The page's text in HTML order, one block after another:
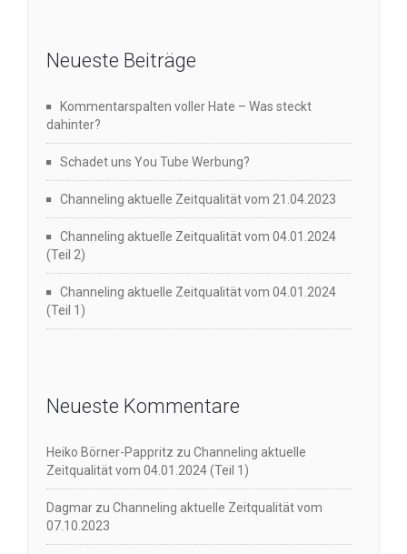
Neueste Beiträge
Kommentarspalten voller Hate – Was steckt
dahinter?
Schadet uns You Tube Werbung?
Channeling aktuelle Zeitqualität vom 21.04.2023
Channeling aktuelle Zeitqualität vom 04.01.2024
(Teil 2)
Channeling aktuelle Zeitqualität vom 04.01.2024
(Teil 1)
Neueste Kommentare
Heiko Börner-Pappritz zu Channeling aktuelle
Zeitqualität vom 04.01.2024 (Teil 1)
Dagmar zu Channeling aktuelle Zeitqualität vom
07.10.2023